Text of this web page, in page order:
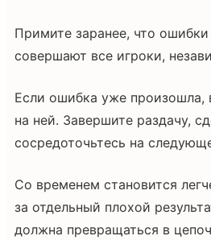
Примите заранее, что ошибки
совершают все игроки,
Если ошибка уже произошла,
на ней. Завершите раздачу,
сосредоточьтесь на
Со временем становится
за отдельный плохой
должна превращаться в